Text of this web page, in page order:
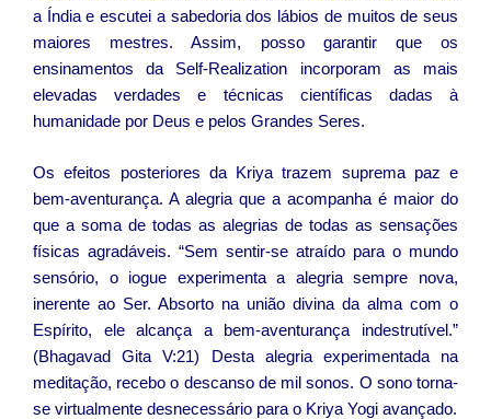
a Índia e escutei a sabedoria dos lábios de muitos de seus
maiores mestres. Assim, posso garantir que os
ensinamentos da Self-Realization incorporam as mais
elevadas verdades e técnicas científicas dadas à
humanidade por Deus e pelos Grandes Seres.
Os efeitos posteriores da Kriya trazem suprema paz e
bem-aventurança. A alegria que a acompanha é maior do
que a soma de todas as alegrias de todas as sensações
físicas agradáveis. “Sem sentir-se atraído para o mundo
sensório, o iogue experimenta a alegria sempre nova,
inerente ao Ser. Absorto na união divina da alma com o
Espírito, ele alcança a bem-aventurança indestrutível.”
(Bhagavad Gita V:21) Desta alegria experimentada na
meditação, recebo o descanso de mil sonos. O sono torna-
se virtualmente desnecessário para o Kriya Yogi avançado.